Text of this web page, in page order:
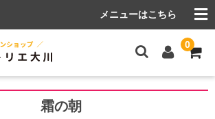
メニューはこちら
0
霜の朝